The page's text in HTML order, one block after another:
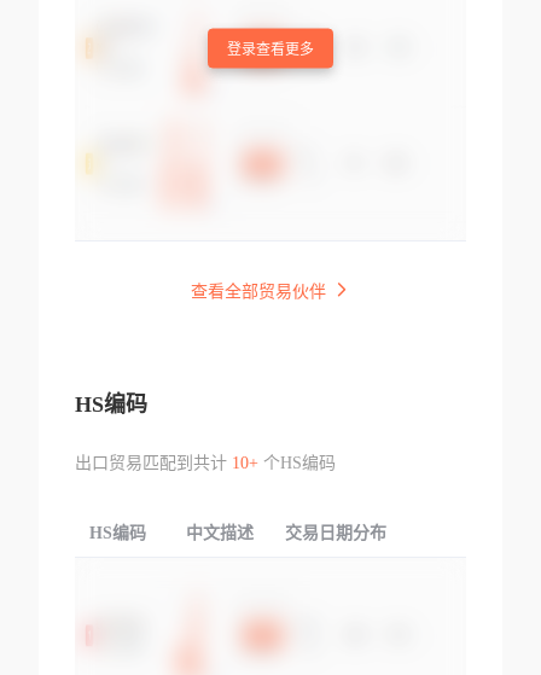
登录查看更多
查看全部贸易伙伴
HS编码
出口贸易匹配到共计 10+个HS编码
HS编码 中文描述 交易日期分布